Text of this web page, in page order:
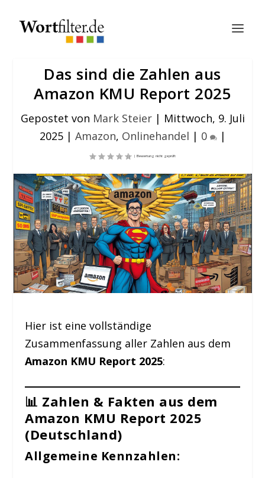
Das sind die Zahlen aus
Amazon KMU Report 2025
Gepostet von Mark Steier| Mittwoch, 9. Juli
2025| Amazon, Onlinehandel | 0 |
Hier ist eine vollständige
Zusammenfassung aller Zahlen aus dem
Amazon KMU Report 2025:
📊 Zahlen & Fakten aus dem
Amazon KMU Report 2025
(Deutschland)
Allgemeine Kennzahlen: